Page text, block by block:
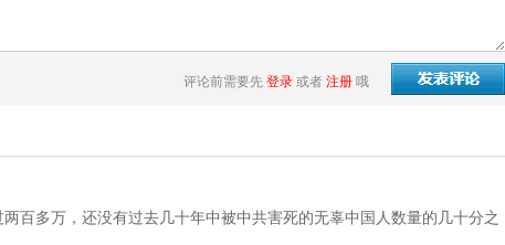
评论前需要先 登录 或者 注册 哦
百多万，还没有过去几十年中被中共害死的无辜中国人数量的几十分之